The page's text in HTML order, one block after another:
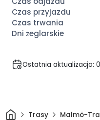
Ostatnia aktualizacja:
DomTrasy Malmö-